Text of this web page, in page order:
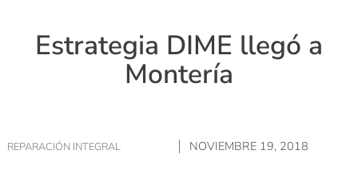
Estrategia DIME llegó a
Montería
REPARACIÓN INTEGRAL NOVIEMBRE 19, 2018